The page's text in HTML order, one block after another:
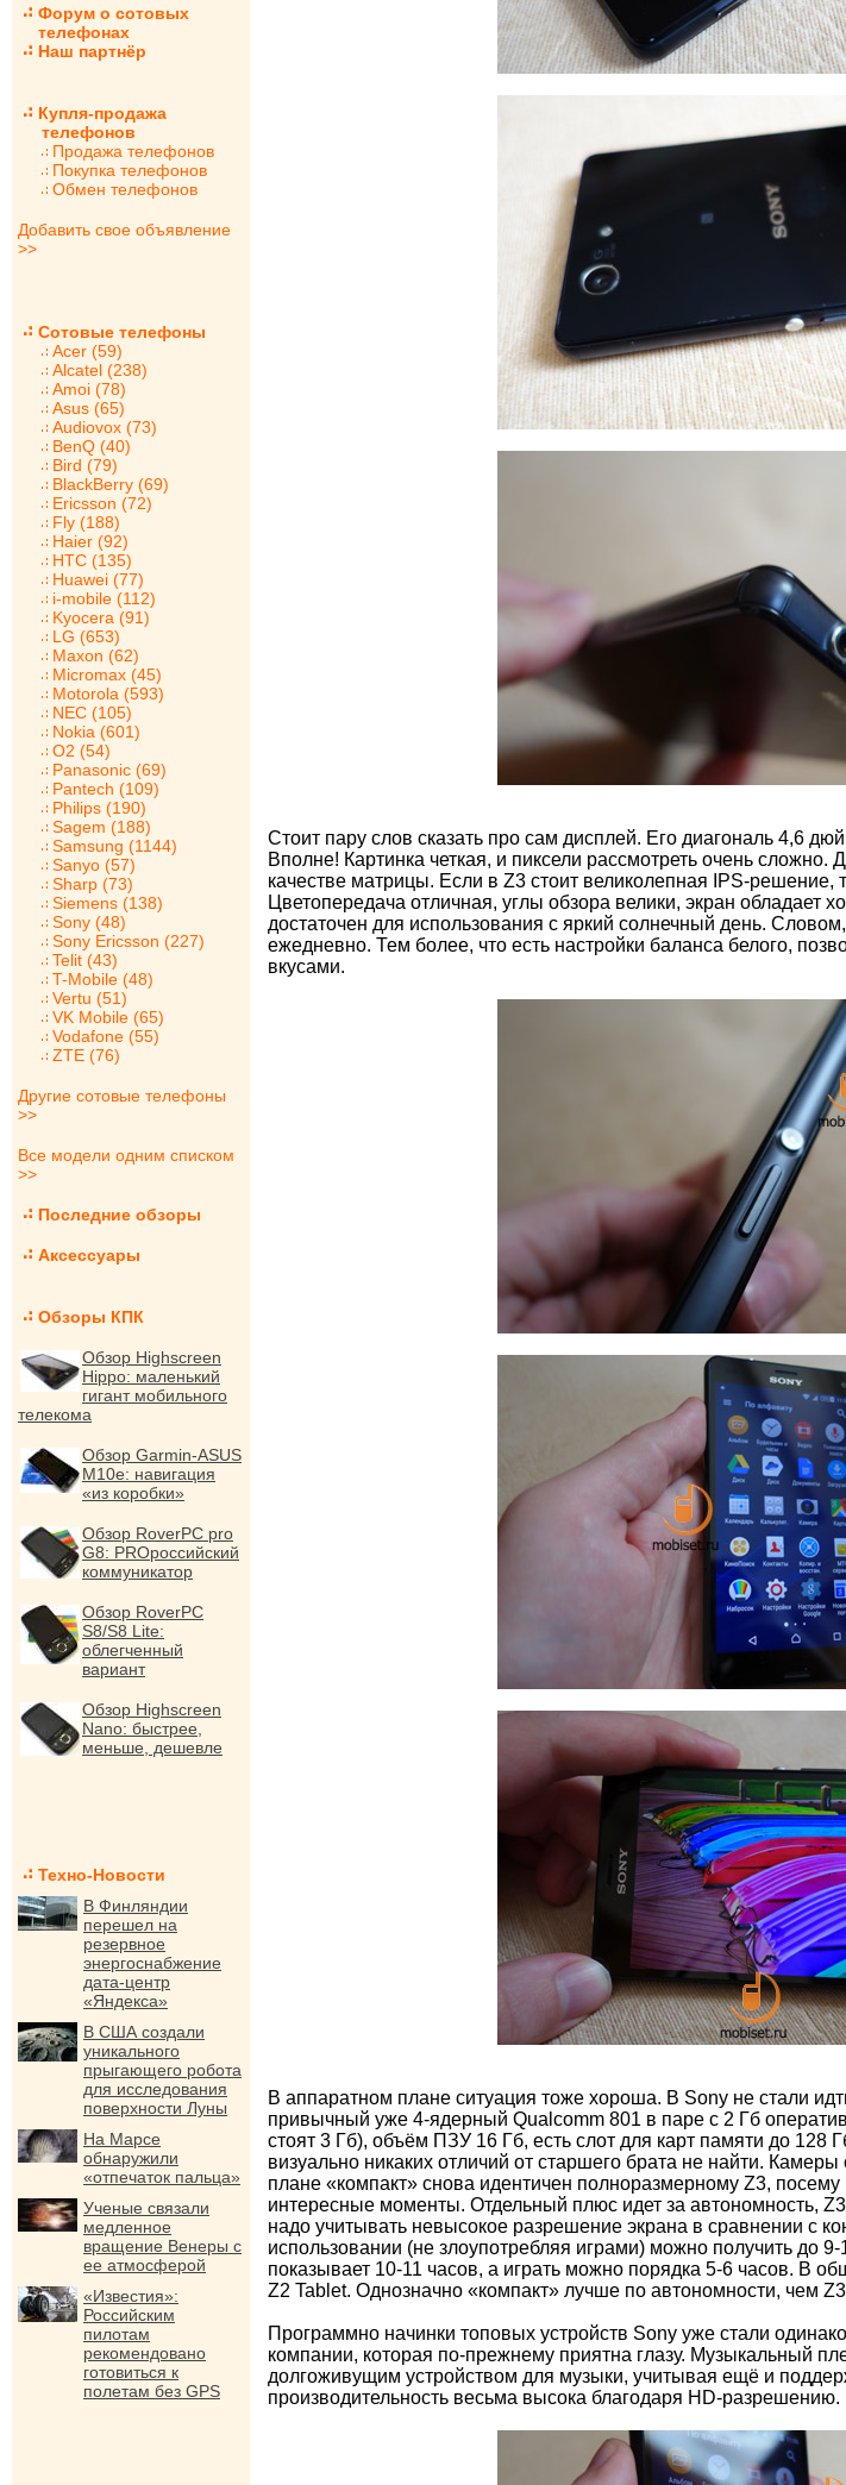
Форум о сотовых
телефонах
Наш партнёр
Купля-продажа
телефонов
Продажа телефонов
Покупка телефонов
Обмен телефонов
Добавить свое объявление
>>
Сотовые телефоны
Acer (59)
Alcatel (238)
Amoi (78)
Asus (65)
Audiovox (73)
BenQ (40)
Bird (79)
BlackBerry (69)
Ericsson (72)
Fly (188)
Haier (92)
HTC (135)
Huawei (77)
i-mobile (112)
Kyocera (91)
LG (653)
Maxon (62)
Micromax (45)
Motorola (593)
NEC (105)
Nokia (601)
O2 (54)
Panasonic (69)
Pantech (109)
Philips (190)
Sagem (188)
Samsung (1144)
Sanyo (57)
Sharp (73)
Siemens (138)
Sony (48)
Sony Ericsson (227)
Telit (43)
T-Mobile (48)
Vertu (51)
VK Mobile (65)
Vodafone (55)
ZTE (76)
Другие сотовые телефоны
>>
Все модели одним списком
>>
Последние обзоры
Аксессуары
Обзоры КПК
Обзор Highscreen
Hippo: маленький
гигант мобильного
телекома
Обзор Garmin-ASUS
M10e: навигация
«из коробки»
Обзор RoverPC pro
G8: PROроссийский
коммуникатор
Обзор RoverPC
S8/S8 Lite:
облегченный
вариант
Обзор Highscreen
Nano: быстрее,
меньше, дешевле
Техно-Новости
В Финляндии
перешел на
резервное
энергоснабжение
дата-центр
«Яндекса»
В США создали
уникального
прыгающего робота
для исследования
поверхности Луны
На Марсе
обнаружили
«отпечаток пальца»
Ученые связали
медленное
вращение Венеры с
ее атмосферой
«Известия»:
Российским
пилотам
рекомендовано
готовиться к
полетам без GPS
Стоит пару слов сказать про сам дисплей. Его диагональ 4,6
Вполне! Картинка четкая, и пиксели рассмотреть очень
качестве матрицы. Если в Z3 стоит великолепная IPS-
Цветопередача отличная, углы обзора велики, экран обладает
достаточен для использования с яркий солнечный день.
ежедневно. Тем более, что есть настройки баланса белого,
вкусами.
В аппаратном плане ситуация тоже хороша. В Sony не стали
привычный уже 4-ядерный Qualcomm 801 в паре с 2 Гб
стоят 3 Гб), объём ПЗУ 16 Гб, есть слот для карт памяти до
визуально никаких отличий от старшего брата не найти.
плане «компакт» снова идентичен полноразмерному Z3,
интересные моменты. Отдельный плюс идет за автономность,
надо учитывать невысокое разрешение экрана в сравнении с
использовании (не злоупотребляя играми) можно получить до
показывает 10-11 часов, а играть можно порядка 5-6 часов. В
Z2 Tablet. Однозначно «компакт» лучше по автономности, чем
Программно начинки топовых устройств Sony уже стали
компании, которая по-прежнему приятна глазу. Музыкальный
долгоживущим устройством для музыки, учитывая ещё и
производительность весьма высока благодаря HD-разрешению.